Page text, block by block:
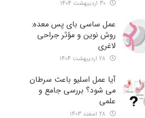
عمل ساسی بای پس معده:
روش نوین و مؤثر جراحی
لاغری
آیا عمل اسلیو باعث سرطان
می شود؟ بررسی جامع و
علمی